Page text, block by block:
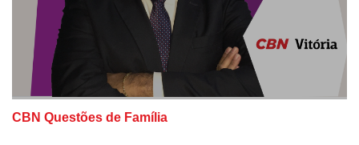
CBN Questões de Família